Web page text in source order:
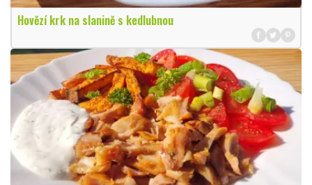
Hovězí krk na slanině s kedlubnou